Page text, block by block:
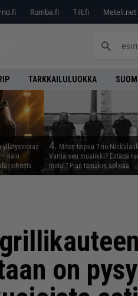
Rumba.fi Tilt.fi Meteli.net
RIP TARKKAILULUOKKA
yllätysvieras
näin
4. Miten taipuu Trio
Vartiaisen musiikki? Entäpä
metal? Pian tämäkin selviää
on